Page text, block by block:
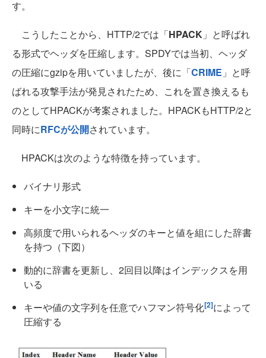
す。
こうしたことから、HTTP/2では「HPACK 」と呼ばれ
る形式でヘッダを圧縮します。SPDYでは当初、ヘッダ
の圧縮にgzipを用いていましたが、後に「CRIME 」と呼
ばれる攻撃手法が発見されたため、これを置き換えるも
のとしてHPACKが考案されました。HPACKもHTTP/2と
同時にRFCが公開されています。
HPACKは次のような特徴を持っています。
バイナリ形式
キーを小文字に統一
高頻度で用いられるヘッダのキーと値を組にした辞書
を持つ（下図）
動的に辞書を更新し、2回目以降はインデックスを用
いる
キーや値の文字列を任意でハフマン符号化[2]によって
圧縮する